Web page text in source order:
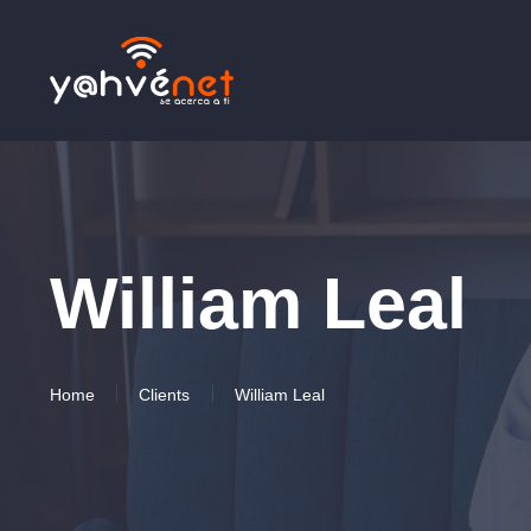
William Leal
Home Clients William Leal